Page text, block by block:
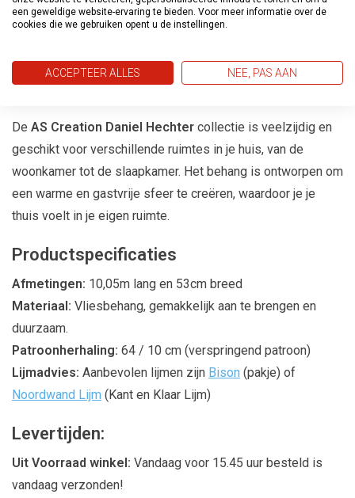
uitnodigende omgeving. Laat je inspireren door de
collectie biedt.
De AS Creation Daniel Hechter collectie is veelzijdig en
geschikt voor verschillende ruimtes in je huis, van de
woonkamer tot de slaapkamer. Het behang is ontworpen om
een warme en gastvrije sfeer te creëren, waardoor je je
thuis voelt in je eigen ruimte.
Productspecificaties
Afmetingen: 10,05m lang en 53cm breed
Materiaal: Vliesbehang, gemakkelijk aan te brengen en
duurzaam.
Patroonherhaling: 64 / 10 cm (verspringend patroon)
Lijmadvies: Aanbevolen lijmen zijn Bison (pakje) of
Noordwand Lijm (Kant en Klaar Lijm)
Levertijden:
Uit Voorraad winkel: Vandaag voor 15.45 uur besteld is
vandaag verzonden!
een geweldige website-ervaring te bieden. Voor meer informatie over de
cookies die we gebruiken opent u de instellingen.
ACCEPTEER ALLES NEE, PAS AAN